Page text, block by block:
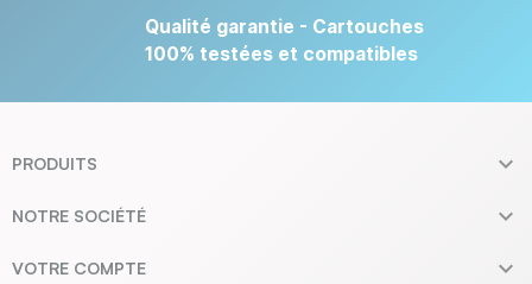
Qualité garantie - Cartouches
100% testées et compatibles
PRODUITS 
NOTRE SOCIÉTÉ 
VOTRE COMPTE 